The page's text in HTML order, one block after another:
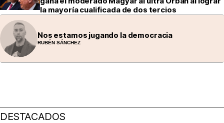
la mayoría cualificada de dos tercios
Nos estamos jugando la democracia
RUBÉN SÁNCHEZ
DESTACADOS